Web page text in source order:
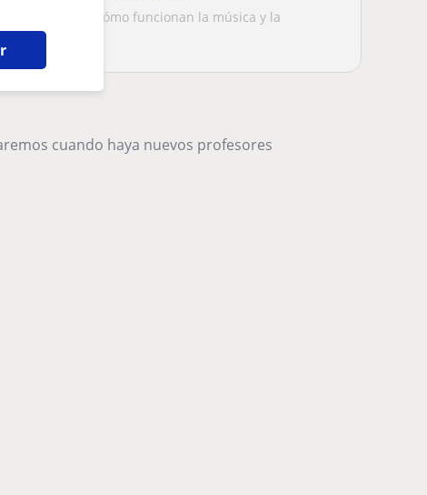
entender cómo funcionan la música y la
cuando haya nuevos profesores